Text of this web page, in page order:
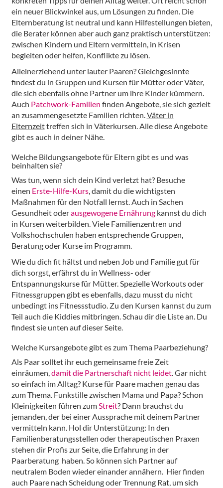
ein neuer Blickwinkel aus, um Lösungen zu finden. Die
Elternberatung ist neutral und kann Hilfestellungen bieten,
die Berater können aber auch ganz praktisch unterstützen:
zwischen Kindern und Eltern vermitteln, in Krisen
begleiten oder helfen, Konflikte zu lösen.
Alleinerziehend unter lauter Paaren? Gleichgesinnte
findest du in Gruppen und Kursen für Mütter oder Väter,
die sich ebenfalls ohne Partner um ihre Kinder kümmern.
Auch Patchwork-Familien finden Angebote, sie sich gezielt
an zusammengesetzte Familien richten.Väter in
Elternzeittreffen sich in Väterkursen. Alle diese Angebote
gibt es auch in deiner Nähe.
Welche Bildungsangebote für Eltern gibt es und was
beinhalten sie?
Was tun, wenn sich dein Kind verletzt hat? Besuche
einen Erste-Hilfe-Kurs, damit du die wichtigsten
Maßnahmen für den Notfall lernst. Auch in Sachen
Gesundheit oderausgewogene Ernährungkannst du dich
in Kursen weiterbilden. Viele Familienzentren und
Volkshochschulen haben entsprechende Gruppen,
Beratung oder Kurse im Programm.
Wie du dich fit hältst und neben Job und Familie gut für
dich sorgst, erfährst du in Wellness- oder
Entspannungskurse für Mütter. Spezielle Workouts oder
Fitnessgruppen gibt es ebenfalls, dazu musst du nicht
unbedingt ins Fitnessstudio. Zu den Kursen kannst du zum
Teil auch die Kiddies mitbringen. Schau dir die Liste an. Du
findest sie unten auf dieser Seite.
Welche Kursangebote gibt es zum Thema Paarbeziehung?
Als Paar solltet ihr euch gemeinsame freie Zeit
einräumen,damit die Partnerschaft nicht leidet. Gar nicht
so einfach im Alltag? Kurse für Paare machen genau das
zum Thema. Funkstille zwischen Mama und Papa? Schon
Kleinigkeiten führen zumStreit? Dann brauchst du
jemanden, der bei einer Aussprache mit deinem Partner
vermitteln kann. Hol dir Unterstützung: In den
Familienberatungsstellen oder therapeutischen Praxen
stehen dir Profis zur Seite, die Erfahrung in der
Paarberatung haben. So können sich Partner auf
neutralem Boden wieder einander annähern. Hier finden
auch Paare nach Scheidung oder Trennung Rat, um sich